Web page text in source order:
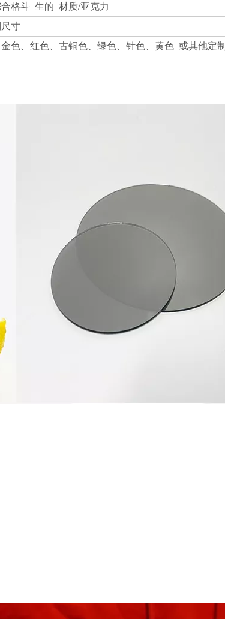
格斗 生的 材质/亚克力
尺寸
色、红色、古铜色、绿色、针色、黄色 或其他定